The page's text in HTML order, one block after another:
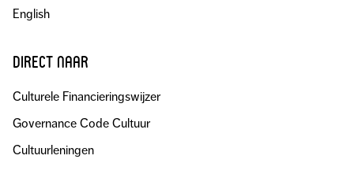
English
direct naar
Culturele Financieringswijzer
Governance Code Cultuur
Cultuurleningen